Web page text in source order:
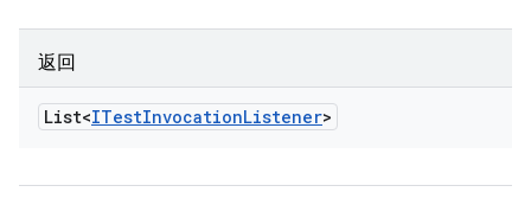
返回
List<ITestInvocationListener>